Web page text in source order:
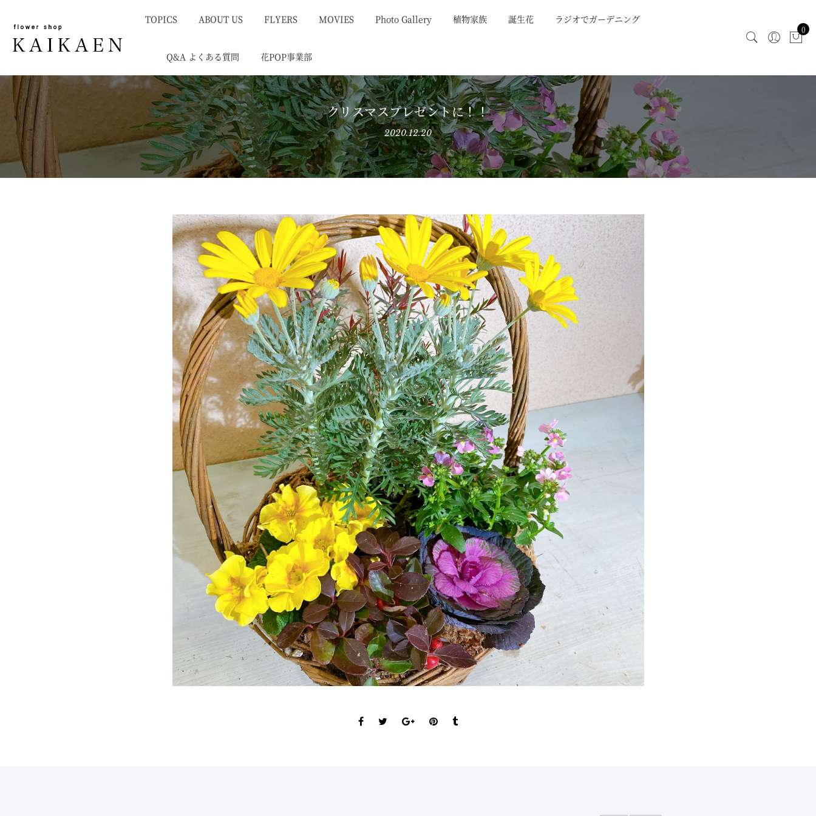
TOPICS ABOUT US FLYERS MOVIES Photo Gallery 植物家族 誕生花 ラジオでガーデニング
Q&A よくある質問 花POP事業部
0
クリスマスプレゼントに！！
2020.12.20